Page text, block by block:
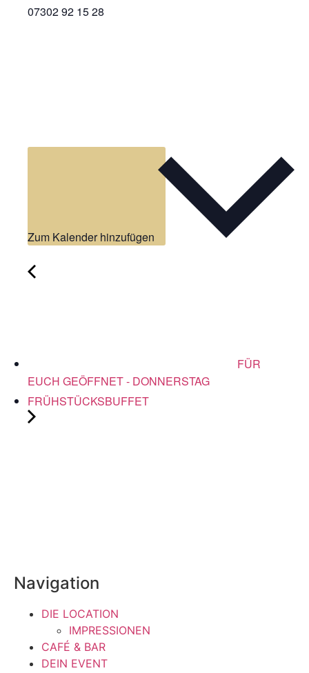
07302 92 15 28
Zum Kalender hinzufügen
FÜR
EUCH GEÖFFNET - DONNERSTAG
FRÜHSTÜCKSBUFFET
Navigation
DIE LOCATION
IMPRESSIONEN
CAFÉ & BAR
DEIN EVENT